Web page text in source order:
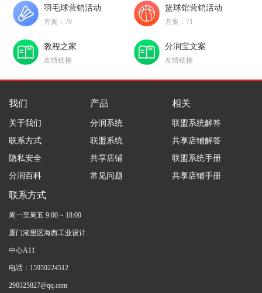
羽毛球营销活动
方案：70
篮球馆营销活动
方案：71
教程之家
友情链接
分润宝文案
友情链接
我们
关于我们
联系方式
隐私安全
分润百科
产品
分润系统
联盟系统
共享店铺
常见问题
相关
联盟系统解答
共享店铺解答
联盟系统手册
共享店铺手册
联系方式
周一至周五 9:00 ~ 18:00
厦门湖里区海西工业设计
中心A11
电话：15959224512
290325827@qq.com